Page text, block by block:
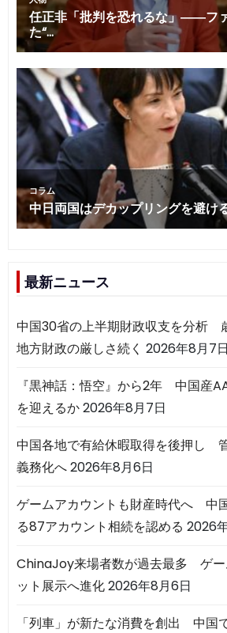
最新ニュース
中国30省の上半期財政収支を分析
地方財政の厳しさ続く 2026年8月7日
『黒神話：悟空』から2年 中国産
を迎えるか2026年8月7日
中国各地で有給休暇取得を後押し
義務化へ2026年8月6日
ゲームアカウントも財産時代へ 中
る87アカウント相続を認める 2026
ChinaJoy来場者数が過去最多 ゲー
ット展示へ進化2026年8月6日
「列車」が新たな消費を創出 中国